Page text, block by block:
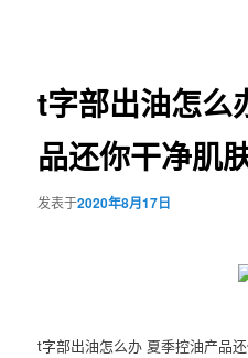
t字部出油怎么
品还你干净肌
发表于2020年8月17日
t字部出油怎么办 夏季控油产品